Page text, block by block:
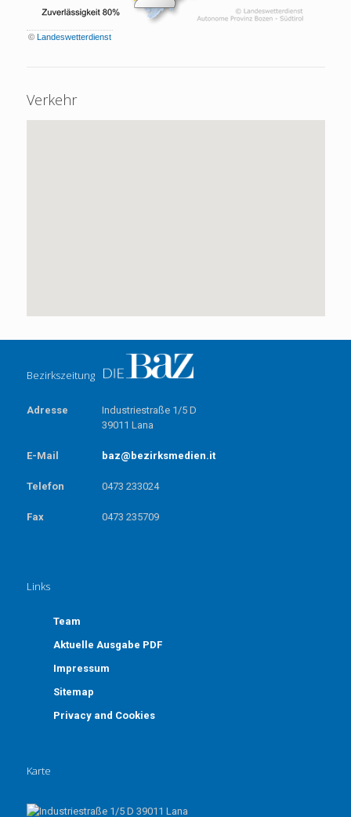
© Landeswetterdienst
Verkehr
Bezirkszeitung
Adresse
Industriestraße 1/5 D
39011 Lana
E-Mail baz@bezirksmedien.it
Telefon 0473 233024
Fax 0473 235709
Links
Team
Aktuelle Ausgabe PDF
Impressum
Sitemap
Privacy and Cookies
Karte